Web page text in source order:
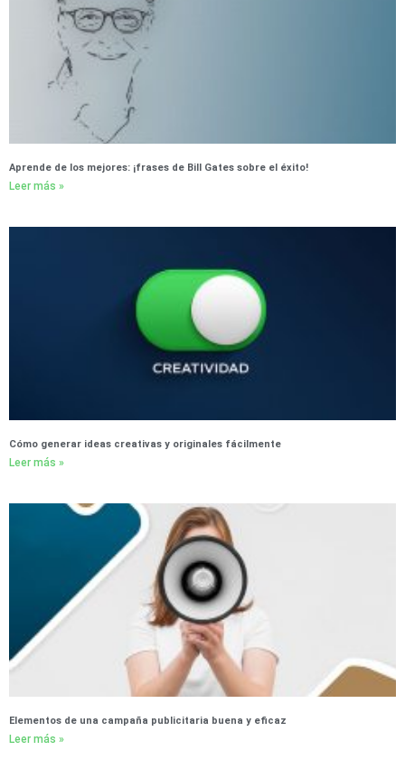
Aprende de los mejores: ¡frases de Bill Gates sobre el éxito!
Leer más »
Cómo generar ideas creativas y originales fácilmente
Leer más »
Elementos de una campaña publicitaria buena y eficaz
Leer más »